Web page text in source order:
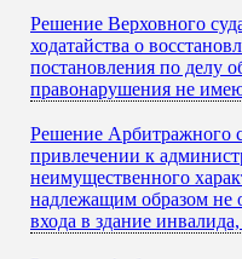
Решение Верховного
ходатайства о
постановления по делу
правонарушения не
Решение Арбитражного
привлечении к
неимущественного
надлежащим образом не
входа в здание